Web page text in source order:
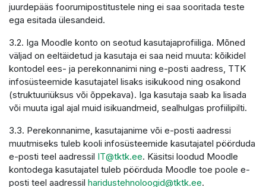
juurdepääs foorumipostitustele ning ei saa sooritada teste
ega esitada ülesandeid.
3.2. Iga Moodle konto on seotud kasutajaprofiiliga. Mõned
väljad on eeltäidetud ja kasutaja ei saa neid muuta: kõikidel
kontodel ees- ja perekonnanimi ning e-posti aadress, TTK
infosüsteemide kasutajatel lisaks isikukood ning osakond
(struktuuriüksus või õppekava). Iga kasutaja saab ka lisada
või muuta igal ajal muid isikuandmeid, sealhulgas profiilipilti.
3.3. Perekonnanime, kasutajanime või e-posti aadressi
muutmiseks tuleb kooli infosüsteemide kasutajatel pöörduda
e-posti teel aadressil IT@tktk.ee. Käsitsi loodud Moodle
kontodega kasutajatel tuleb pöörduda Moodle toe poole e-
posti teel aadressil haridustehnoloogid@tktk.ee.